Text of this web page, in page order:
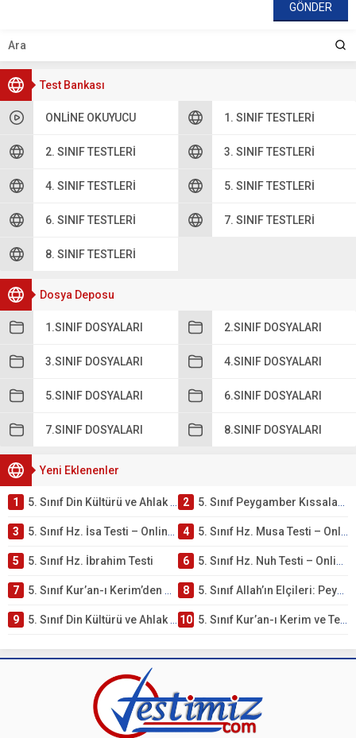
Test Bankası
ONLINE OKUYUCU 1. SINIF TESTLERI
2. SINIF TESTLERI 3. SINIF TESTLERI
4. SINIF TESTLERI 5. SINIF TESTLERI
6. SINIF TESTLERI 7. SINIF TESTLERI
8. SINIF TESTLERI
Dosya Deposu
1.SINIF DOSYALARI 2.SINIF DOSYALARI
3.SINIF DOSYALARI 4.SINIF DOSYALARI
5.SINIF DOSYALARI 6.SINIF DOSYALARI
7.SINIF DOSYALARI 8.SINIF DOSYALARI
Yeni Eklenenler
1 5. Sınıf Din Kültürü ve Ahlak Bilgisi 4. Ünite: Peygamber Kıssaları Çalışmaları 2 5. Sınıf Peygamber Kıssaları Ünite Testi – Online Çöz
3 5. Sınıf Hz. İsa Testi – Online Çöz 4 5. Sınıf Hz. Musa Testi – Online Çöz
5 5. Sınıf Hz. İbrahim Testi 6 5. Sınıf Hz. Nuh Testi – Online Çöz
7 5. Sınıf Kur’an-ı Kerim’den Öğütler – Peygamber Kıssaları Testi – Online Çöz 8 5. Sınıf Allah’ın Elçileri: Peygamberler Testi – Online Çöz
9 5. Sınıf Din Kültürü ve Ahlak Bilgisi 3. Ünite: Kur’an-ı Kerim Çalışmaları 10 5. Sınıf Kur’an-ı Kerim ve Temel Özellikleri Testi – Online Çöz